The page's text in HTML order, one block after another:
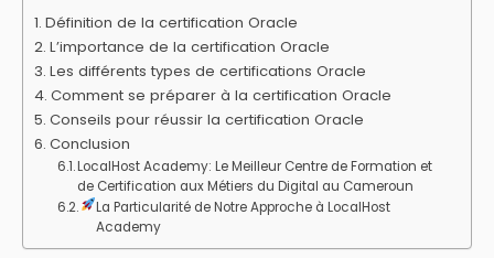
Définition de la certification Oracle
L’importance de la certification Oracle
Les différents types de certifications Oracle
Comment se préparer à la certification Oracle
Conseils pour réussir la certification Oracle
Conclusion
LocalHost Academy: Le Meilleur Centre de Formation et
de Certification aux Métiers du Digital au Cameroun
La Particularité de Notre Approche à LocalHost
Academy